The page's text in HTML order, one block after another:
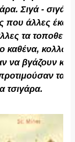
Σιγά - σιγά
που άλλες
τα
βγάζουν και
τα
τσιγάρα.